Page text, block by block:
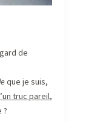
de
que je suis,
truc pareil,
?